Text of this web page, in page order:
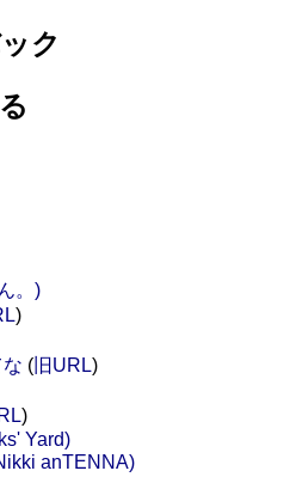
ク
。)
)
( 旧URL)
)
Yard)
anTENNA)